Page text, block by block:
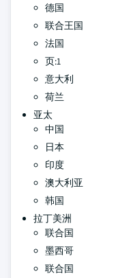
德国
联合王国
法国
页:1
意大利
荷兰
亚太
中国
日本
印度
澳大利亚
韩国
拉丁美洲
联合国
墨西哥
联合国